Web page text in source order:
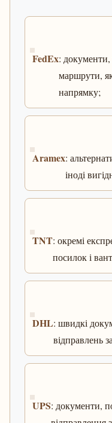
FedEx: документи,
маршрути,
напрямку;
Aramex:
іноді
TNT: окремі
посилок і
DHL: швидкі
відправлень
UPS: документи,